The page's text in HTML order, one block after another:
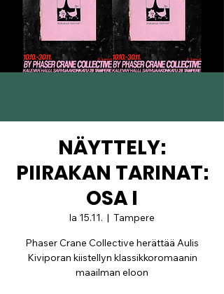
NÄYTTELY:
PIIRAKAN TARINAT:
OSA I
la 15.11.
  |
Tampere
Phaser Crane Collective herättää Aulis
Kiviporan kiistellyn klassikkoromaanin
maailman eloon